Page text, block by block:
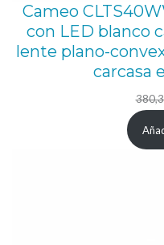
Cameo
con LED blanco
lente plano-
carcasa